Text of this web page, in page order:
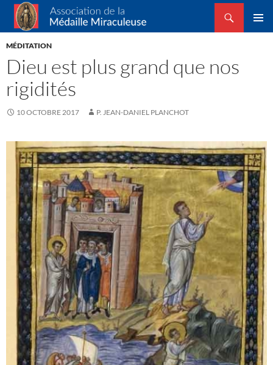
Association de la Médaille Miraculeuse
Recherche
ALLER
AU
MÉDITATION
Dieu est plus grand que nos
rigidités
10 OCTOBRE 2017 P. JEAN-DANIEL PLANCHOT